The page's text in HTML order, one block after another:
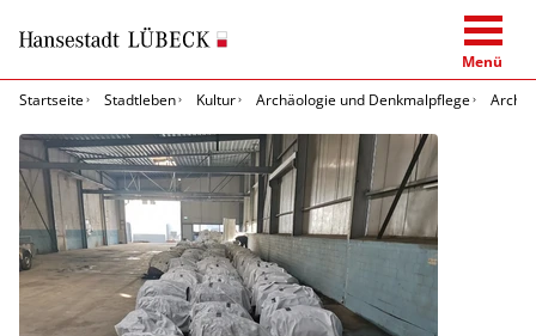
Menü
Startseite
Stadtleben Kultur Archäologie und Denkmalpflege